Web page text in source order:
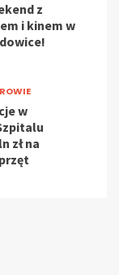
z
i kinem w
w
zł na